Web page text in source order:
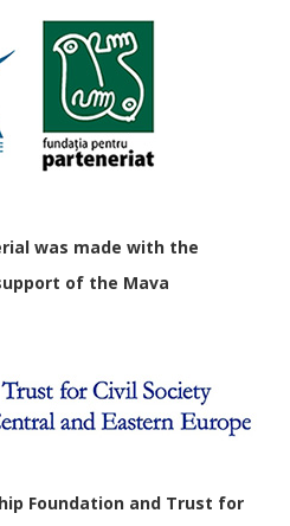
was made with the
of the Mava
Foundation and Trust for